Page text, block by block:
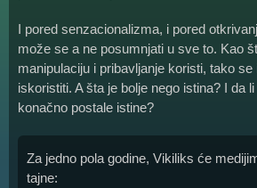
I pored senzacionalizma, i pored
može se a ne posumnjati u sve to. Kao
manipulaciju i pribavljanje koristi, tako
iskoristiti. A šta je bolje nego istina? I da
konačno postale istine?
Za jedno pola godine, Vikiliks će
tajne: